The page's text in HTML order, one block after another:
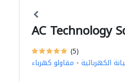
AC Technology
(5)
الكهربائية - مقاولو كهرباء